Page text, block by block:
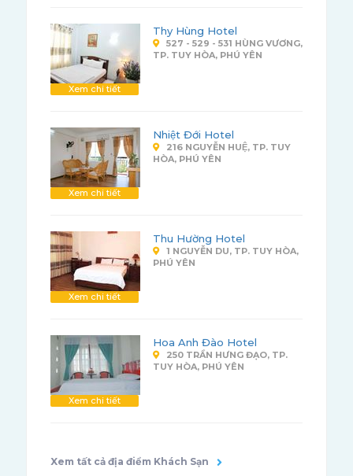
Xem chi tiết
Thy Hùng Hotel
527 - 529 - 531 HÙNG VƯƠNG,
TP. TUY HÒA, PHÚ YÊN
Xem chi tiết
Nhiệt Đới Hotel
216 NGUYỄN HUỆ, TP. TUY
HÒA, PHÚ YÊN
Xem chi tiết
Thu Hường Hotel
1 NGUYỄN DU, TP. TUY HÒA,
PHÚ YÊN
Xem chi tiết
Hoa Anh Đào Hotel
250 TRẦN HƯNG ĐẠO, TP.
TUY HÒA, PHÚ YÊN
Xem tất cả địa điểm Khách Sạn